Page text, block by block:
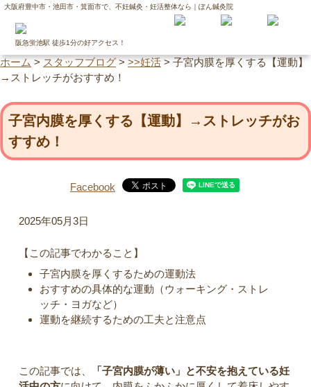
大阪府豊中市・池田市・箕面市で、不妊鍼灸・妊活整体なら｜ぽん鍼灸院
阪急蛍池駅 徒歩1分の好アクセス！
ホーム>スタッフブログ>>>妊活>子宮内膜を厚くする【運動】
→ストレッチがおすすめ！
子宮内膜を厚くする【運動】→ストレッチがお
すすめ！
Facebook
2025年05月3日
【この記事でわかること】
子宮内膜を厚くするための運動法
おすすめの具体的な運動（ウォーキング・ストレ
ッチ・ヨガなど）
運動を継続するための工夫と注意点
この記事では、
「子宮内膜が薄い」と不安を抱えている妊